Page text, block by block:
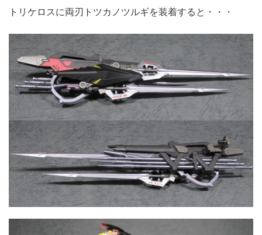
トリケロスに両刃トツカノツルギを装着すると・・・